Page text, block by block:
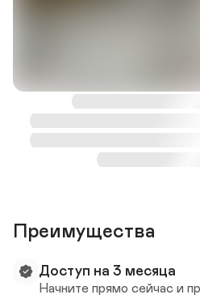
Преимущества
Доступ на 3 месяца
Начните прямо сейчас и